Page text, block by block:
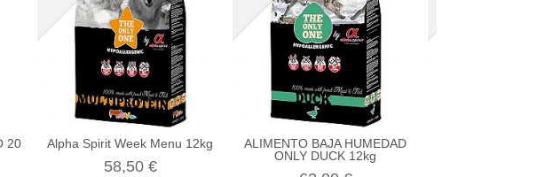
20
Alpha Spirit Week Menu 12kg
58,50 €
ALIMENTO BAJA HUMEDAD
ONLY DUCK 12kg